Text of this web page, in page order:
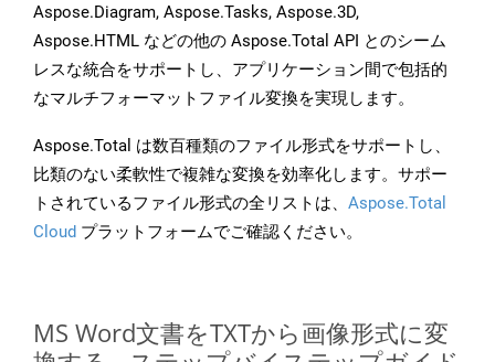
Aspose.Diagram, Aspose.Tasks, Aspose.3D,
Aspose.HTML などの他の Aspose.Total API とのシーム
レスな統合をサポートし、アプリケーション間で包括的
なマルチフォーマットファイル変換を実現します。
Aspose.Total は数百種類のファイル形式をサポートし、
比類のない柔軟性で複雑な変換を効率化します。サポー
トされているファイル形式の全リストは、 Aspose.Total
Cloud プラットフォームでご確認ください。
MS Word文書をTXTから画像形式に変